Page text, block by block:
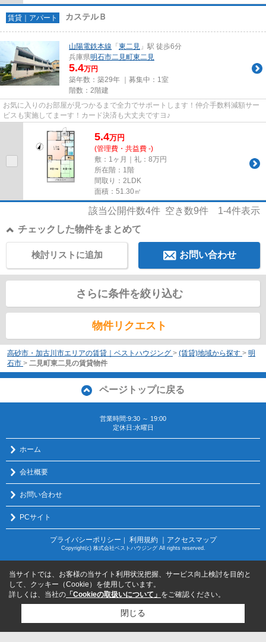
賃貸｜アパート カステルＢ
山陽電鉄本線 「 東二見 」駅 徒歩6分
兵庫県明石市二見町東二見
5.4万円
築年数：築29年 ｜募集中： 1室
階数：2階建
お気に入りのお部屋が見つかるまで全力でサポートします！仲介手数料減額サー
ビスも実施してまーす！カード決済も大丈夫ですヨ♪
5.4万円
(管理費・共益費 -)
敷：1ヶ月｜礼：8万円
所在階：1階
間取り：2LDK
面積：51.30㎡
該当公開件数4件 空き数9件 1-4件表示
チェックした物件をまとめて
お問い合わせ
検討リストに追加
さらに条件を絞り込む
物件リクエスト
高砂市・加古川市エリアの賃貸｜ベストハウジング > (賃貸)地域から探す > 明
石市 > 二見町東二見の賃貸物件
ページトップに戻る
営業時間:9:30 ～ 19:00
定休日:水曜日
ホーム
会社概要
お問い合わせ
PCサイト
プライバシーポリシー ｜ 利用規約 ｜アクセスマップ
Copyright(c) 株式会社ベストハウジング All rights reserved.
当サイトでは、お客様の当サイト利用状況把握、サービス向上検討を目的と
して、クッキー（Cookie）を使用しています。
詳しくは、当社の 「Cookieの取扱いについて」 をご確認ください。
閉じる